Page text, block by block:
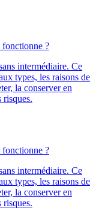
fonctionne ?
intermédiaire. Ce
types, les raisons de
la conserver en
risques.
fonctionne ?
intermédiaire. Ce
types, les raisons de
la conserver en
risques.